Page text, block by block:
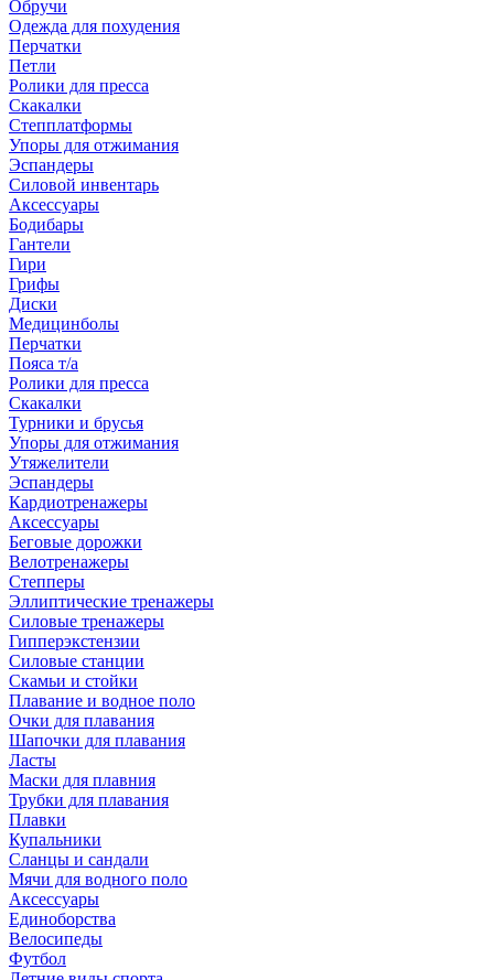
Обручи
Одежда для похудения
Перчатки
Петли
Ролики для пресса
Скакалки
Степплатформы
Упоры для отжимания
Эспандеры
Силовой инвентарь
Аксессуары
Бодибары
Гантели
Гири
Грифы
Диски
Медицинболы
Перчатки
Пояса т/а
Ролики для пресса
Скакалки
Турники и брусья
Упоры для отжимания
Утяжелители
Эспандеры
Кардиотренажеры
Аксессуары
Беговые дорожки
Велотренажеры
Степперы
Эллиптические тренажеры
Силовые тренажеры
Гипперэкстензии
Силовые станции
Скамьи и стойки
Плавание и водное поло
Очки для плавания
Шапочки для плавания
Ласты
Маски для плавния
Трубки для плавания
Плавки
Купальники
Сланцы и сандали
Мячи для водного поло
Аксессуары
Единоборства
Велосипеды
Футбол